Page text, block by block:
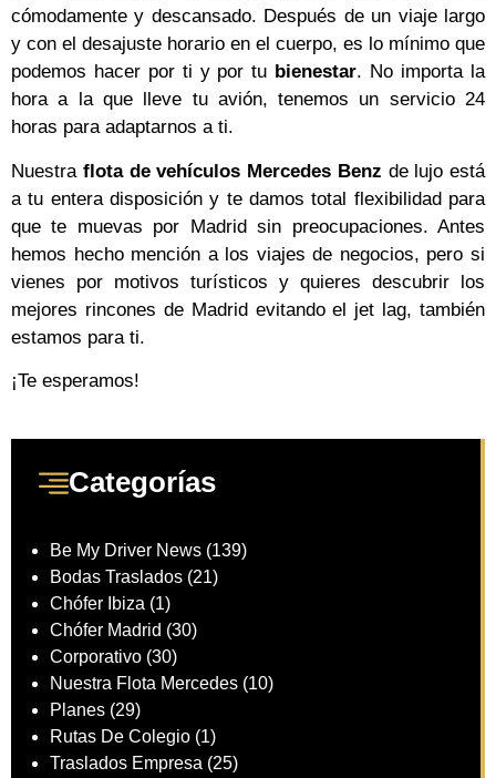
cómodamente y descansado. Después de un viaje largo
y con el desajuste horario en el cuerpo, es lo mínimo que
podemos hacer por ti y por tu bienestar. No importa la
hora a la que lleve tu avión, tenemos un servicio 24
horas para adaptarnos a ti.
Nuestra flota de vehículos Mercedes Benz de lujo está
a tu entera disposición y te damos total flexibilidad para
que te muevas por Madrid sin preocupaciones. Antes
hemos hecho mención a los viajes de negocios, pero si
vienes por motivos turísticos y quieres descubrir los
mejores rincones de Madrid evitando el jet lag, también
estamos para ti.
¡Te esperamos!
Categorías
Be My Driver News (139)
Bodas Traslados (21)
Chófer Ibiza (1)
Chófer Madrid (30)
Corporativo (30)
Nuestra Flota Mercedes (10)
Planes (29)
Rutas De Colegio (1)
Traslados Empresa (25)